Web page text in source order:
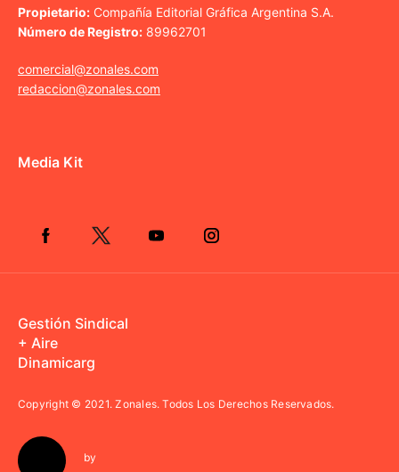
Propietario: Compañía Editorial Gráfica Argentina S.A.
Número de Registro: 89962701
comercial@zonales.com
redaccion@zonales.com
Media Kit
Gestión Sindical
+ Aire
Dinamicarg
Copyright © 2021.Zonales. Todos Los Derechos Reservados.
by